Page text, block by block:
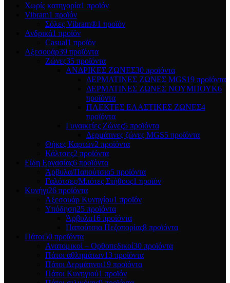
Χωρίς κατηγορία1 προϊόν
Vibram1 προϊόν
Σόλες Vibram®1 προϊόν
Ανδρικά1 προϊόν
Casual1 προϊόν
Αξεσουάρ39 προϊόντα
Ζώνες35 προϊόντα
ΑΝΔΡΙΚΕΣ ΖΩΝΕΣ30 προϊόντα
ΔΕΡΜΑΤΙΝΕΣ ΖΩΝΕΣ MGS19 προϊόντα
ΔΕΡΜΑΤΙΝΕΣ ΖΩΝΕΣ ΝΟΥΜΠΟΥΚ6
προϊόντα
ΠΛΕΚΤΕΣ ΕΛΑΣΤΙΚΕΣ ΖΩΝΕΣ4
προϊόντα
Γυναικείες Ζώνες5 προϊόντα
Δερμάτινες ζώνες MGS5 προϊόντα
Θήκες Καρτών2 προϊόντα
Κάλτσες2 προϊόντα
Είδη Εργασίας6 προϊόντα
Άρβυλα/Παπούτσια5 προϊόντα
Γαλότσες/Μπότες Στήθους1 προϊόν
Κυνήγι26 προϊόντα
Αξεσουάρ Κυνηγίου1 προϊόν
Υπόδηση25 προϊόντα
Άρβυλα16 προϊόντα
Παπούτσια Πεζοπορίας8 προϊόντα
Πάτοι50 προϊόντα
Ανατομικοί – Ορθοπεδικοί30 προϊόντα
Πάτοι αθλημάτων13 προϊόντα
Πάτοι Δερμάτινοι19 προϊόντα
Πάτοι Κυνηγιού1 προϊόν